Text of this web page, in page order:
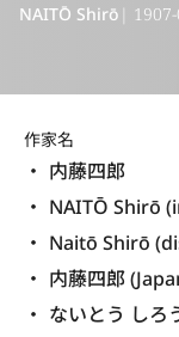
NAITŌ Shirō |
作家名
内藤四郎
NAITŌ Shirō
Naitō Shirō
内藤四郎
ないとう し